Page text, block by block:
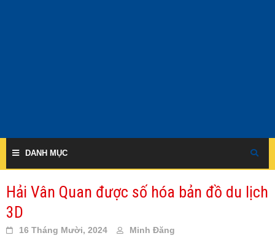
DANH MỤC
Hải Vân Quan được số hóa bản đồ du lịch
3D
16 Tháng Mười, 2024 Minh Đăng